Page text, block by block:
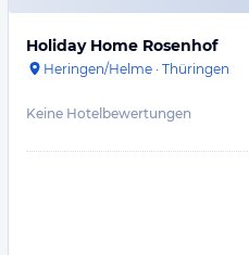
Holiday Home Rosenhof
Heringen/Helme · Thüringen
Keine Hotelbewertungen